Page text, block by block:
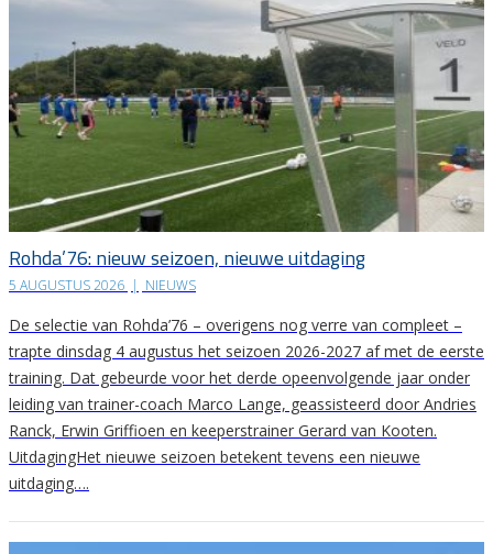
Rohda’76: nieuw seizoen, nieuwe uitdaging
5 AUGUSTUS 2026 | NIEUWS
De selectie van Rohda’76 – overigens nog verre van compleet –
trapte dinsdag 4 augustus het seizoen 2026-2027 af met de eerste
training. Dat gebeurde voor het derde opeenvolgende jaar onder
leiding van trainer-coach Marco Lange, geassisteerd door Andries
Ranck, Erwin Griffioen en keeperstrainer Gerard van Kooten.
UitdagingHet nieuwe seizoen betekent tevens een nieuwe
uitdaging….